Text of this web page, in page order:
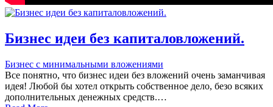
Бизнес идеи без капиталовложений.
Бизнес с минимальными вложениями
Все понятно, что бизнес идеи без вложений очень заманчивая
идея! Любой бы хотел открыть собственное дело, безо всяких
дополнительных денежных средств.…